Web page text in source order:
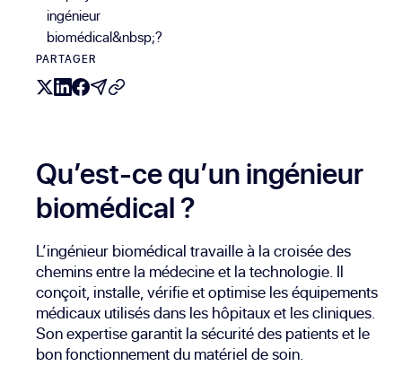
ingénieur
biomédical&nbsp;?
PARTAGER
Qu’est-ce qu’un ingénieur
biomédical ?
L’ingénieur biomédical travaille à la croisée des
chemins entre la médecine et la technologie. Il
conçoit, installe, vérifie et optimise les équipements
médicaux utilisés dans les hôpitaux et les cliniques.
Son expertise garantit la sécurité des patients et le
bon fonctionnement du matériel de soin.